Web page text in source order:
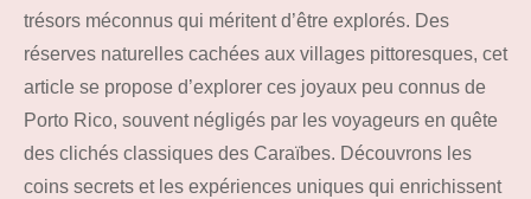
trésors méconnus qui méritent d’être explorés. Des
réserves naturelles cachées aux villages pittoresques, cet
article se propose d’explorer ces joyaux peu connus de
Porto Rico, souvent négligés par les voyageurs en quête
des clichés classiques des Caraïbes. Découvrons les
coins secrets et les expériences uniques qui enrichissent